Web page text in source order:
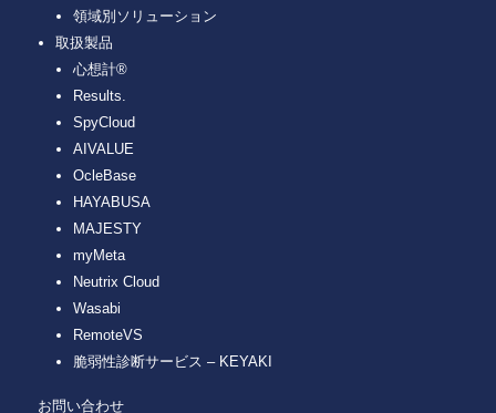
領域別ソリューション
取扱製品
心想計®
Results.
SpyCloud
AIVALUE
OcleBase
HAYABUSA
MAJESTY
myMeta
Neutrix Cloud
Wasabi
RemoteVS
脆弱性診断サービス – KEYAKI
お問い合わせ